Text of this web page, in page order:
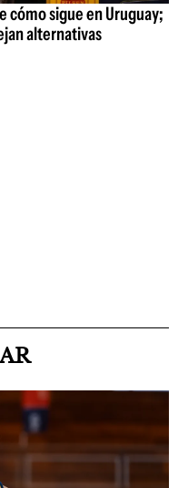
cómo sigue en Uruguay;
alternativas